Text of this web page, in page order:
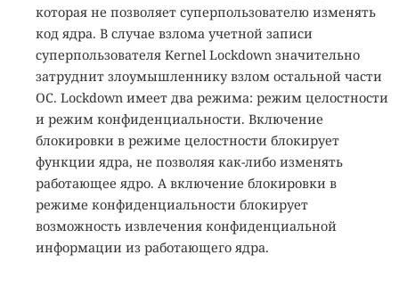
которая не позволяет суперпользователю изменять
код ядра. В случае взлома учетной записи
суперпользователя Kernel Lockdown значительно
затруднит злоумышленнику взлом остальной части
ОС. Lockdown имеет два режима: режим целостности
и режим конфиденциальности. Включение
блокировки в режиме целостности блокирует
функции ядра, не позволяя как-либо изменять
работающее ядро. А включение блокировки в
режиме конфиденциальности блокирует
возможность извлечения конфиденциальной
информации из работающего ядра.